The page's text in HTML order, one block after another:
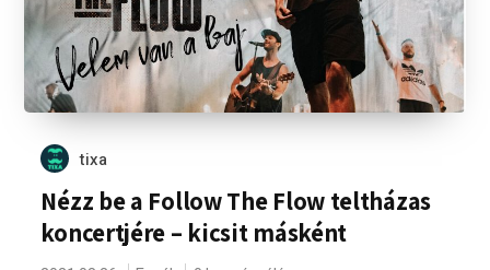
tixa
Nézz be a Follow The Flow teltházas
koncertjére – kicsit másként